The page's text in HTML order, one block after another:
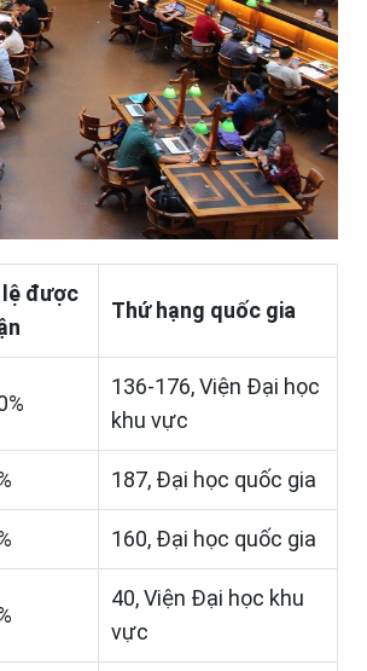
lệ được
Thứ hạng quốc gia
136-176, Viện Đại học
khu vực
187, Đại học quốc gia
160, Đại học quốc gia
40, Viện Đại học khu
vực